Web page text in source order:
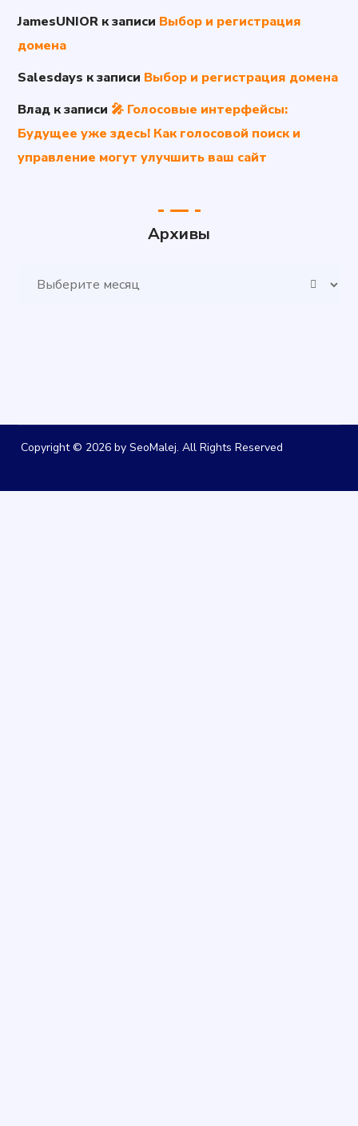
JamesUNIOR к записи Выбор и регистрация
домена
Salesdays к записи Выбор и регистрация домена
Влад к записи 🎤 Голосовые интерфейсы:
Будущее уже здесь! Как голосовой поиск и
управление могут улучшить ваш сайт
Архивы
Архивы
Copyright © 2026 by SeoMalej. All Rights Reserved